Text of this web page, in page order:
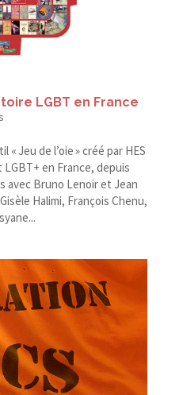
LGBT en France
Jeu de l’oie » créé par HES
en France, depuis
avec Bruno Lenoir et Jean
Halimi, François Chenu,